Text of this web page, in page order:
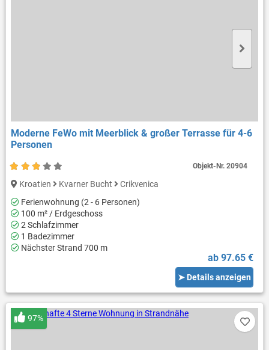
Moderne FeWo mit Meerblick & großer Terrasse für 4-6
Personen
Kroatien Kvarner Bucht
Crikvenica
Ferienwohnung (2 - 6 Personen)
100 m² / Erdgeschoss
2 Schlafzimmer
1 Badezimmer
Nächster Strand 700 m
ab 97.65 €
➤ Details anzeigen
Objekt-Nr.20904
97%